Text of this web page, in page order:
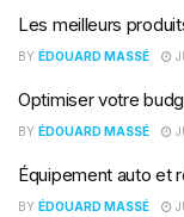
Les meilleurs
BY ÉDOUARD MASSÉ
Optimiser votre
BY ÉDOUARD MASSÉ
Équipement auto et
BY ÉDOUARD MASSÉ